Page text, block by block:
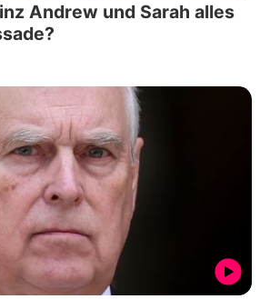
Andrew und Sarah alles